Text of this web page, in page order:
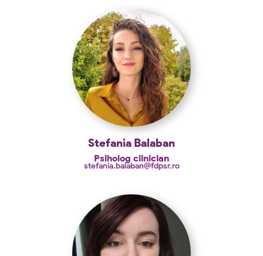
Stefania Balaban
Psiholog clinician
stefania.balaban@fdpsr.ro